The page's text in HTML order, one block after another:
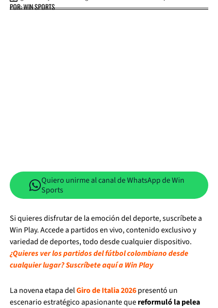
POR: WIN SPORTS
Quiero unirme al canal de WhatsApp de Win
Sports
Si quieres disfrutar de la emoción del deporte, suscríbete a
Win Play. Accede a partidos en vivo, contenido exclusivo y
variedad de deportes, todo desde cualquier dispositivo.
¿Quieres ver los partidos del fútbol colombiano desde
cualquier lugar? Suscríbete aquí a Win Play
La novena etapa delGiro de Italia 2026presentó un
escenario estratégico apasionante quereformuló la pelea